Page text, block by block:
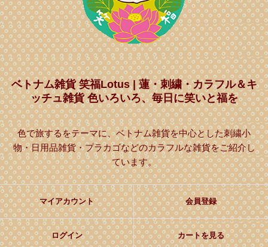
ベトナム雑貨 笑福Lotus | 蓮・刺繍・カラフル＆キ
ッチュ雑貨 色いろいろ、毎日に笑いと福を
色で旅するをテーマに、ベトナム雑貨を中心とした刺繍小
物・日用品雑貨・プラカゴなどのカラフルな雑貨をご紹介し
ています。
マイアカウント 会員登録
ログイン カートを見る